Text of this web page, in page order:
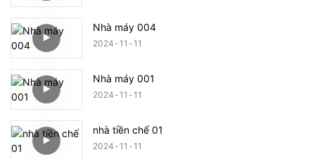
Nhà máy 004
2024 11 11
Nhà máy 001
2024 11 11
nhà tiền chế 01
2024 11 11